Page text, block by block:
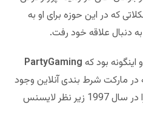
که در این حوزه برای او به
دنبال علاقه خود رفت.
بود که PartyGaming
در مارکت شرط بندی آنلاین وجود
دارد، آگاه بود و کازینو استارلاک را در سال 1997 زیر نظر لایسنس